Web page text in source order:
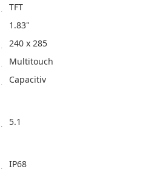
TFT
1.83"
240 x 285
Multitouch
Capacitiv
5.1
IP68